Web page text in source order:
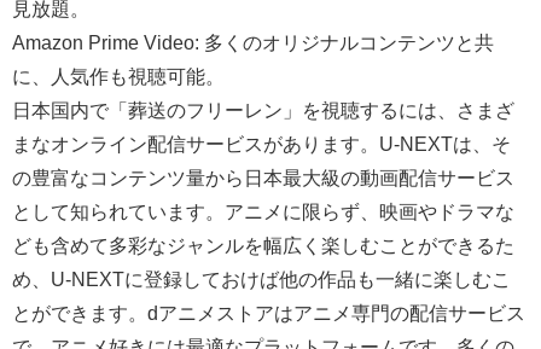
見放題。
Amazon Prime Video: 多くのオリジナルコンテンツと共
に、人気作も視聴可能。
日本国内で「葬送のフリーレン」を視聴するには、さまざ
まなオンライン配信サービスがあります。U-NEXTは、そ
の豊富なコンテンツ量から日本最大級の動画配信サービス
として知られています。アニメに限らず、映画やドラマな
ども含めて多彩なジャンルを幅広く楽しむことができるた
め、U-NEXTに登録しておけば他の作品も一緒に楽しむこ
とができます。dアニメストアはアニメ専門の配信サービス